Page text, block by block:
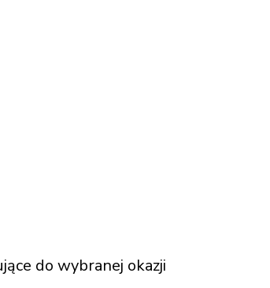
do wybranej okazji